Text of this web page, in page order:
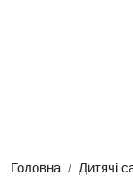
Головна Дитячі